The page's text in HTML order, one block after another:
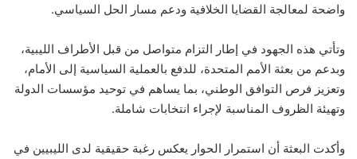
واضحة لمعالجة القضايا الخلافية ودعم مسار الحل السياسي.
وتأتي هذه الجهود في إطار التزام متواصل من قبل الأطراف الليبية،
وبدعم من بعثة الأمم المتحدة، للدفع بالعملية السياسية إلى الأمام،
وتعزيز فرص التوافق الوطني، بما يساهم في توحيد مؤسسات الدولة
وتهيئة الظروف المناسبة لإجراء انتخابات شاملة.
وأكدت البعثة أن استمرار الحوار يعكس رغبة حقيقية لدى الليبيين في